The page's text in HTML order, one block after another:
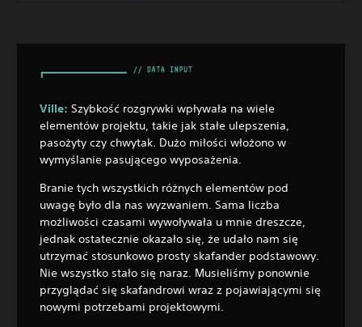
Ville: Szybkość rozgrywki wpływała na wiele
elementów projektu, takie jak stałe ulepszenia,
pasożyty czy chwytak. Dużo miłości włożono w
wymyślanie pasującego wyposażenia.
Branie tych wszystkich różnych elementów pod
uwagę było dla nas wyzwaniem. Sama liczba
możliwości czasami wywoływała u mnie dreszcze,
jednak ostatecznie okazało się, że udało nam się
utrzymać stosunkowo prosty skafander podstawowy.
Nie wszystko stało się naraz. Musieliśmy ponownie
przyglądać się skafandrowi wraz z pojawiającymi się
nowymi potrzebami projektowymi.